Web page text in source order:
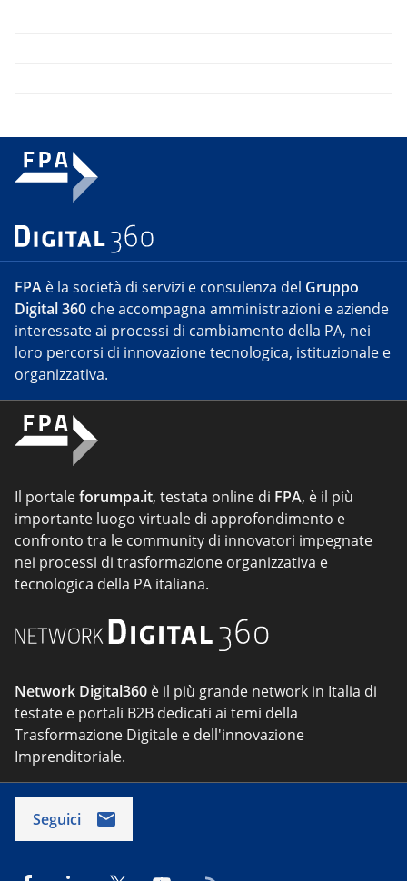
FPA è la società di servizi e consulenza del Gruppo
Digital 360 che accompagna amministrazioni e aziende
interessate ai processi di cambiamento della PA, nei
loro percorsi di innovazione tecnologica, istituzionale e
organizzativa.
Il portaleforumpa.it, testata online di FPA, è il più
importante luogo virtuale di approfondimento e
confronto tra le community di innovatori impegnate
nei processi di trasformazione organizzativa e
tecnologica della PA italiana.
Network Digital360 è il più grande network in Italia di
testate e portali B2B dedicati ai temi della
Trasformazione Digitale e dell'innovazione
Imprenditoriale.
Seguici